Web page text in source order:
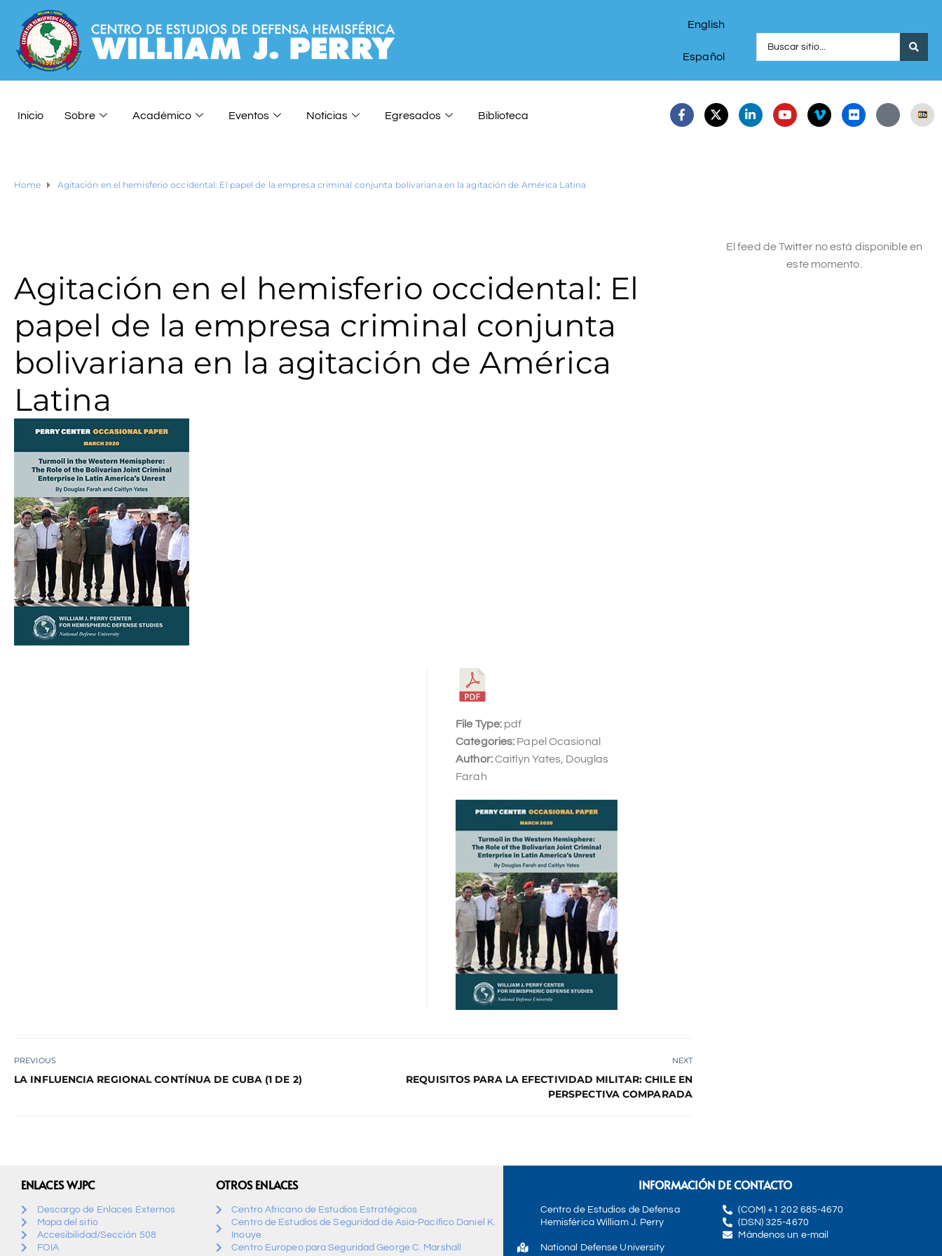
English
Español
Inicio Sobre Académico Eventos Noticias Egresados Biblioteca
Home Agitación en el hemisferio occidental: El papel de la empresa criminal conjunta bolivariana en la agitación de América Latina
Agitación en el hemisferio occidental: El
papel de la empresa criminal conjunta
bolivariana en la agitación de América
Latina
File Type: pdf
Categories: Papel Ocasional
Author:Caitlyn Yates, Douglas
Farah
PREVIOUS
LA INFLUENCIA REGIONAL CONTÍNUA DE CUBA (1 DE 2)
NEXT
REQUISITOS PARA LA EFECTIVIDAD MILITAR: CHILE EN
PERSPECTIVA COMPARADA
El feed de Twitter no está disponible en
este momento.
ENLACES WJPC
Descargo de Enlaces Externos
Mapa del sitio
Accesibilidad/Sección 508
FOIA
OTROS ENLACES
Centro Africano de Estudios Estratégicos
Centro de Estudios de Seguridad de Asia-Pacífico Daniel K.
Inouye
Centro Europeo para Seguridad George C. Marshall
INFORMACIÓN DE CONTACTO
Centro de Estudios de Defensa
Hemisférica William J. Perry
National Defense University
(COM) +1 202 685-4670
(DSN) 325-4670
Mándenos un e-mail